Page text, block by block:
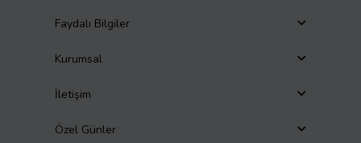
Faydalı Bilgiler
Kurumsal
İletişim
Özel Günler